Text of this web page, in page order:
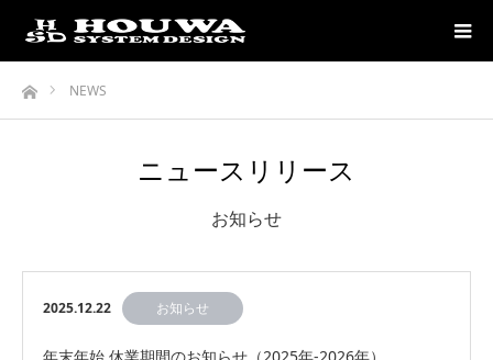
ホームNEWS
ニュースリリース
お知らせ
2025.12.22 お知らせ